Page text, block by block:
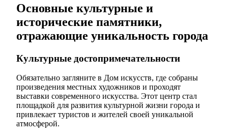
Основные культурные и
исторические памятники,
отражающие уникальность города
Культурные достопримечательности
Обязательно загляните в Дом искусств, где собраны
произведения местных художников и проходят
выставки современного искусства. Этот центр стал
площадкой для развития культурной жизни города и
привлекает туристов и жителей своей уникальной
атмосферой.